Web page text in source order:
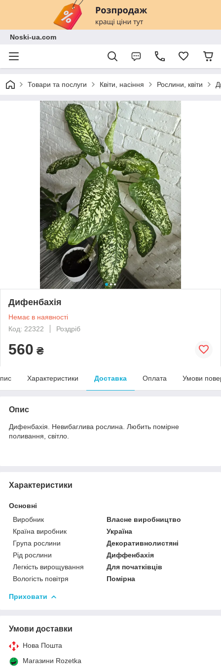
Noski-ua.com
Товари та послуги Квіти, насіння Рослини, квіти
Дифенбахія
Немає в наявності
Код: 22322
Роздріб
560 ₴
Характеристики Доставка Оплата Умови
Опис
Дифенбахія. Невибаглива рослина. Любить помірне
поливання, світло.
Характеристики
Основні
Виробник
Власне виробництво
Країна виробник
Україна
Група рослини
Декоративнолистяні
Рід рослини
Диффенбахія
Легкість вирощування
Для початківців
Вологість повітря
Помірна
Приховати
Умови доставки
Нова Пошта
Магазини Rozetka